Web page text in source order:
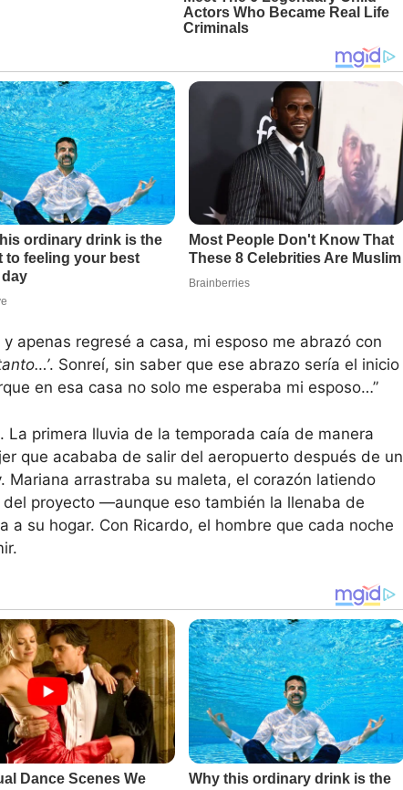
apenas regresé a casa, mi esposo me abrazó con
. Sonreí, sin saber que ese abrazo sería el inicio
en esa casa no solo me esperaba mi esposo…”
primera lluvia de la temporada caía de manera
que acababa de salir del aeropuerto después de un
Mariana arrastraba su maleta, el corazón latiendo
proyecto —aunque eso también la llenaba de
su hogar. Con Ricardo, el hombre que cada noche